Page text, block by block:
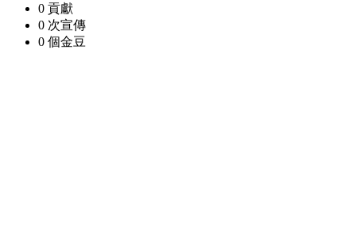
0 貢獻
0 次宣傳
0 個金豆